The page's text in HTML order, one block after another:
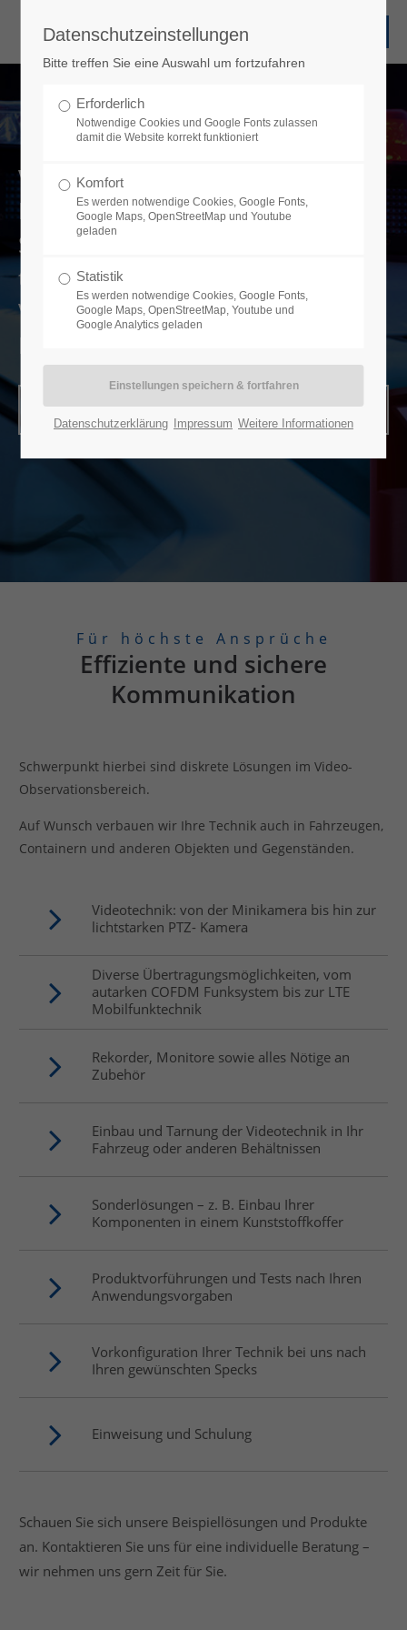
Verdeckt gesehen
Bilder bei völliger Dunkelheit - mit
Schwenk - Neigefunktion und
trotzdem gut getarnt. Lichtstarke
Videotechnik selbst dort, wo wenig
Platz ist.
Produktübersicht
Für höchste Ansprüche
Effiziente und sichere
Kommunikation
Schwerpunkt hierbei sind diskrete Lösungen im Video-
Observationsbereich.
Auf Wunsch verbauen wir Ihre Technik auch in Fahrzeugen,
Containern und anderen Objekten und Gegenständen.
Videotechnik: von der Minikamera bis hin zur
lichtstarken PTZ- Kamera
Diverse Übertragungsmöglichkeiten, vom
autarken COFDM Funksystem bis zur LTE
Mobilfunktechnik
Rekorder, Monitore sowie alles Nötige an
Zubehör
Einbau und Tarnung der Videotechnik in Ihr
Fahrzeug oder anderen Behältnissen
Sonderlösungen – z. B. Einbau Ihrer
Komponenten in einem Kunststoffkoffer
Produktvorführungen und Tests nach Ihren
Anwendungsvorgaben
Vorkonfiguration Ihrer Technik bei uns nach
Ihren gewünschten Specks
Einweisung und Schulung
Schauen Sie sich unsere Beispiellösungen und Produkte
an. Kontaktieren Sie uns für eine individuelle Beratung –
wir nehmen uns gern Zeit für Sie.
Datenschutzeinstellungen
Bitte treffen Sie eine Auswahl um fortzufahren
Erforderlich
Notwendige Cookies und Google Fonts zulassen
damit die Website korrekt funktioniert
Komfort
Es werden notwendige Cookies, Google Fonts,
Google Maps, OpenStreetMap und Youtube
geladen
Statistik
Es werden notwendige Cookies, Google Fonts,
Google Maps, OpenStreetMap, Youtube und
Google Analytics geladen
Datenschutzerklärung Impressum Weitere Informationen